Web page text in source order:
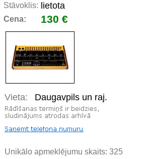
Stāvoklis: lietota
Cena: 130 €
Vieta: Daugavpils un raj.
Unikālo apmeklējumu skaits: 325